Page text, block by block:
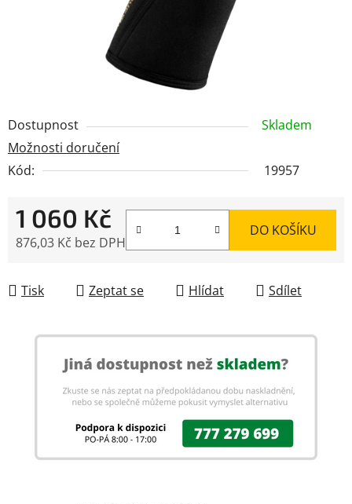
Dostupnost
Skladem
Možnosti doručení
Kód:
19957
1 060 Kč
876,03 Kč bez DPH
DO KOŠÍKU
Tisk Zeptat se Hlídat Sdílet